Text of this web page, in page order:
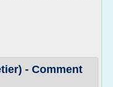
- Comment